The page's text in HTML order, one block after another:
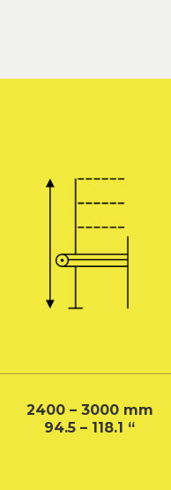
2400 – 3000 mm
94.5 – 118.1 “